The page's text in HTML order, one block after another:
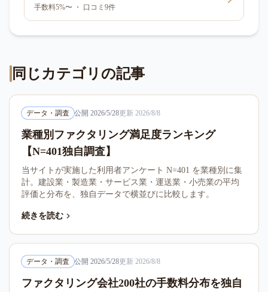
手数料5%〜 ・ 口コミ9件
同じカテゴリの記事
データ・調査 公開 2026/5/28更新 2026/8/8
業種別ファクタリング満足度ランキング
【N=401独自調査】
当サイトが実施した利用者アンケート N=401 を業種別に集
計。建設業・製造業・サービス業・運送業・小売業の平均
評価と分布を、独自データで横並びに比較します。
続きを読む
データ・調査 公開 2026/5/28更新 2026/8/8
ファクタリング会社200社の手数料分布を独自